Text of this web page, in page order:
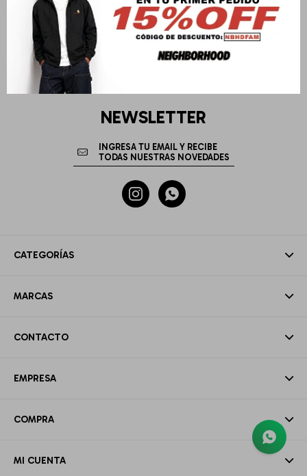
CATEGORÍAS
MARCAS
CONTACTO
EMPRESA
COMPRA
MI CUENTA
NEWSLETTER
 